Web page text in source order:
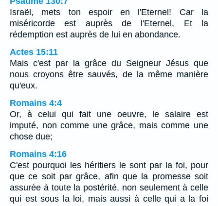
Israël, mets ton espoir en l'Eternel! Car la
miséricorde est auprès de l'Eternel, Et la
rédemption est auprès de lui en abondance.
Actes 15:11
Mais c'est par la grâce du Seigneur Jésus que
nous croyons être sauvés, de la même manière
qu'eux.
Romains 4:4
Or, à celui qui fait une oeuvre, le salaire est
imputé, non comme une grâce, mais comme une
chose due;
Romains 4:16
C'est pourquoi les héritiers le sont par la foi, pour
que ce soit par grâce, afin que la promesse soit
assurée à toute la postérité, non seulement à celle
qui est sous la loi, mais aussi à celle qui a la foi